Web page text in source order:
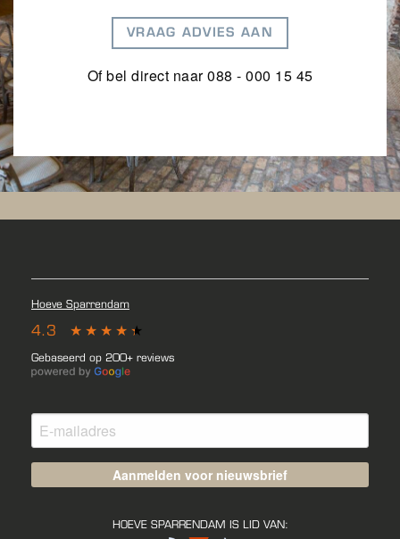
VRAAG ADVIES AAN
Of bel direct naar 088 - 000 15 45
Aanmelden voor nieuwsbrief
HOEVE SPARRENDAM IS LID VAN:
Hoeve Sparrendam
4.3
Gebaseerd op 200+ reviews